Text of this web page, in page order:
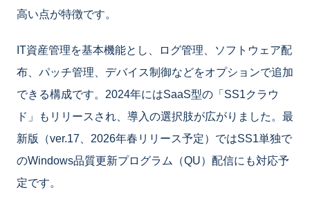
高い点が特徴です。
IT資産管理を基本機能とし、ログ管理、ソフトウェア配
布、パッチ管理、デバイス制御などをオプションで追加
できる構成です。2024年にはSaaS型の「SS1クラウ
ド」もリリースされ、導入の選択肢が広がりました。最
新版（ver.17、2026年春リリース予定）ではSS1単独で
のWindows品質更新プログラム（QU）配信にも対応予
定です。